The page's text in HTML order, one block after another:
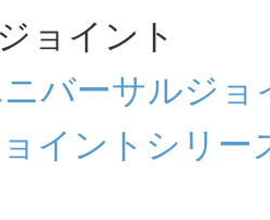
ョイント
バーサルジョ
イントシリー